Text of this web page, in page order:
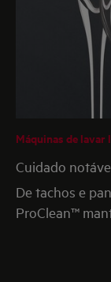
Máquinas de lavar
Cuidado
De tachos e
ProClean™